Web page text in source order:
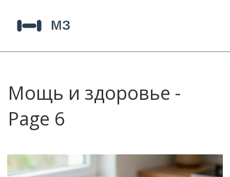
Мощь и здоровье -
Page 6